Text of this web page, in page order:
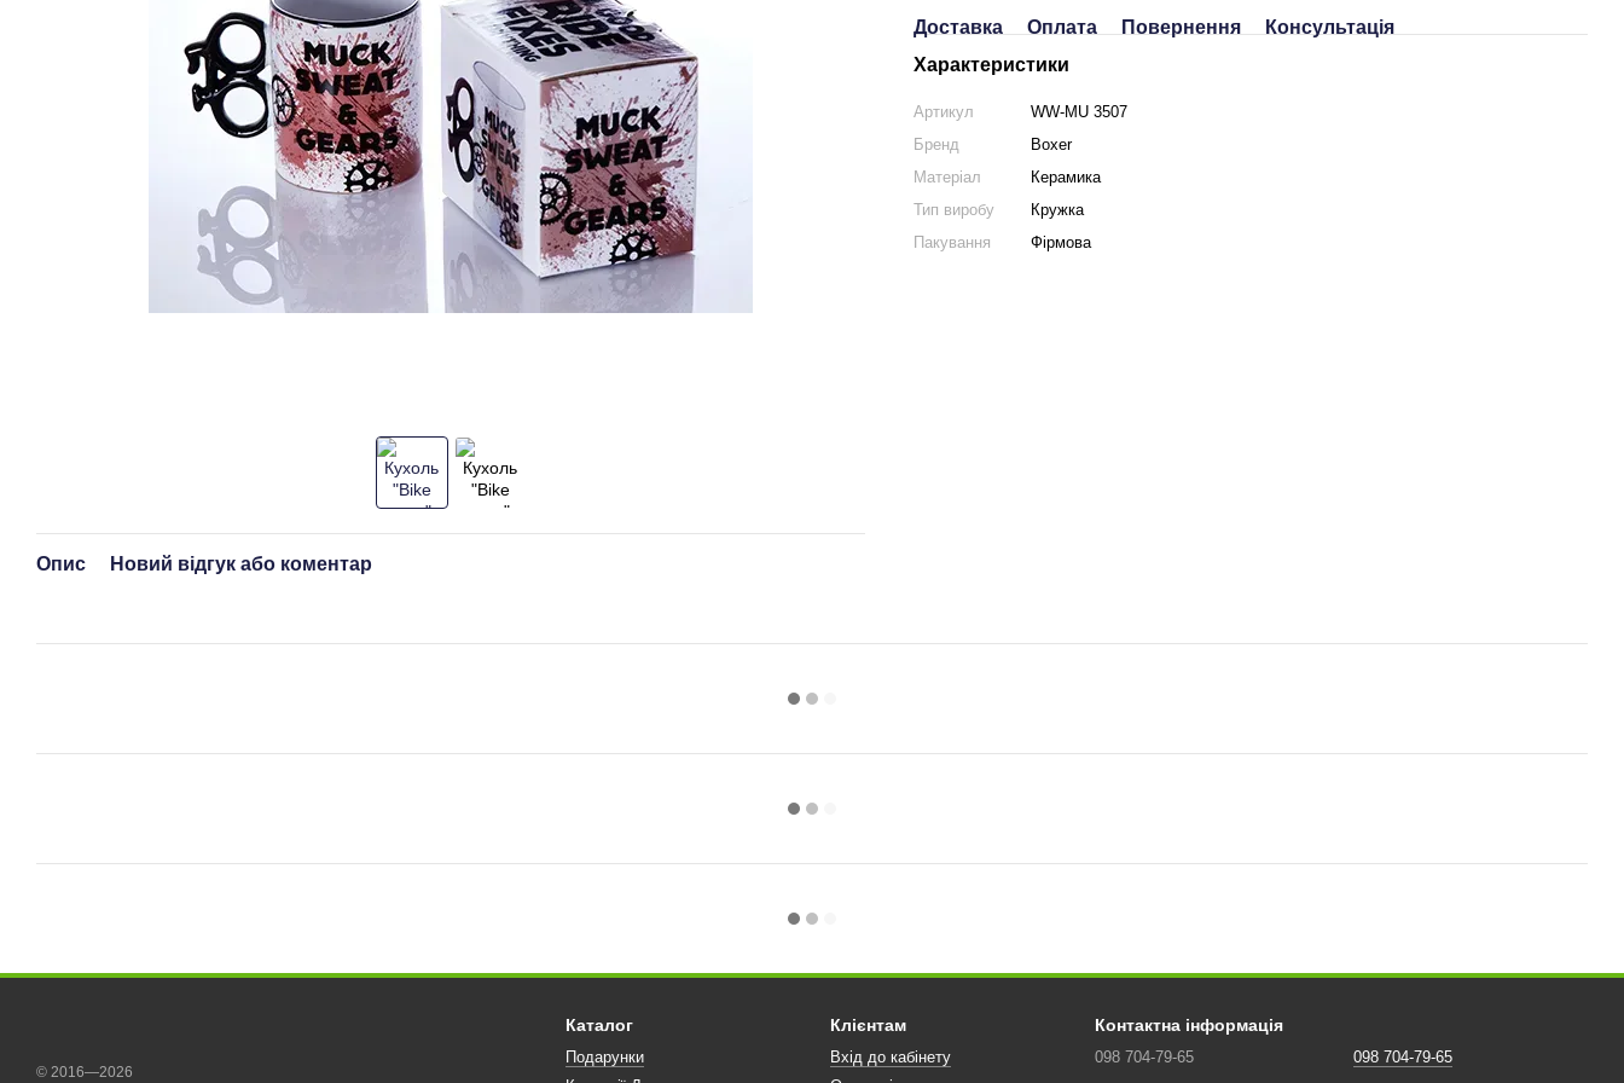
Опис Новий відгук або коментар
Доставка Оплата Повернення
Консультація
Характеристики
Артикул
WW-MU 3507
Бренд
Boxer
Матеріал
Керамика
Тип виробу
Кружка
Пакування
Фірмова
© 2016—2026
Каталог
Подарунки
Клієнтам
Вхід до кабінету
Контактна інформація
098 704-79-65
098 704-79-65